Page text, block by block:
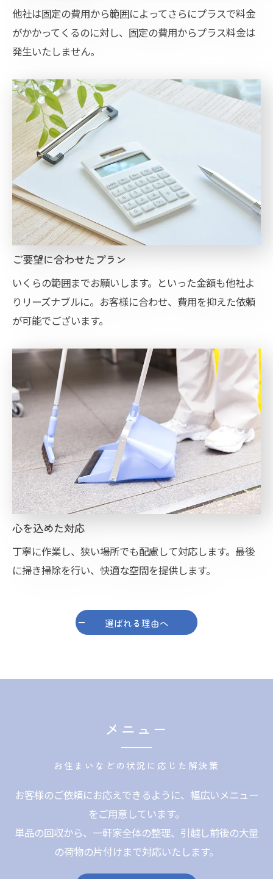
他社は固定の費用から範囲によってさらにプラスで料金
がかかってくるのに対し、固定の費用からプラス料金は
発生いたしません。
ご要望に合わせたプラン
いくらの範囲までお願いします。といった金額も他社よ
りリーズナブルに。お客様に合わせ、費用を抑えた依頼
が可能でございます。
心を込めた対応
丁寧に作業し、狭い場所でも配慮して対応します。最後
に掃き掃除を行い、快適な空間を提供します。
選ばれる理由へ
お住まいなどの状況に応じた解決策
メニュー
お客様のご依頼にお応えできるように、幅広いメニュー
をご用意しています。
単品の回収から、一軒家全体の整理、引越し前後の大量
の荷物の片付けまで対応いたします。